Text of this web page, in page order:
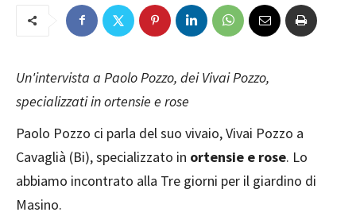
Un'intervista a Paolo Pozzo, dei Vivai Pozzo,
specializzati in ortensie e rose
Paolo Pozzo ci parla del suo vivaio, Vivai Pozzo a
Cavaglià (Bi), specializzato in ortensie e rose. Lo
abbiamo incontrato alla Tre giorni per il giardino di
Masino.